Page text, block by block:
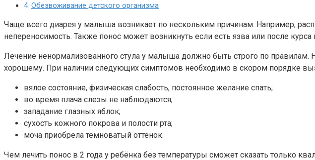
Обезвоживание детского организма
Чаще всего диарея у малыша возникает по нескольким причинам. Например,
непереносимость. Также понос может возникнуть если есть язва или после курса
Лечение ненормализованного стула у малыша должно быть строго по правилам.
хорошему. При наличии следующих симптомов необходимо в скором порядке
вялое состояние, физическая слабость, постоянное желание спать;
во время плача слезы не наблюдаются;
западание глазных яблок;
сухость кожного покрова и полости рта;
моча приобрела темноватый оттенок.
Чем лечить понос в 2 года у ребёнка без температуры сможет сказать только